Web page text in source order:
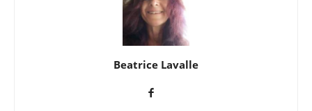
Beatrice Lavalle